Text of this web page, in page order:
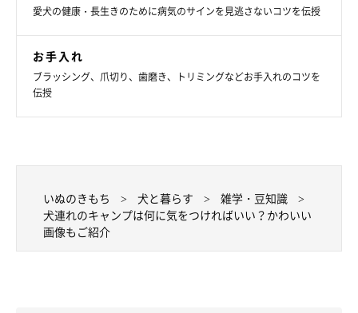
愛犬の健康・長生きのために病気のサインを見逃さないコツを伝授
お手入れ
ブラッシング、爪切り、歯磨き、トリミングなどお手入れのコツを
伝授
いぬのきもち 犬と暮らす
雑学・豆知識
犬連れのキャンプは何に気をつければいい？かわいい
画像もご紹介